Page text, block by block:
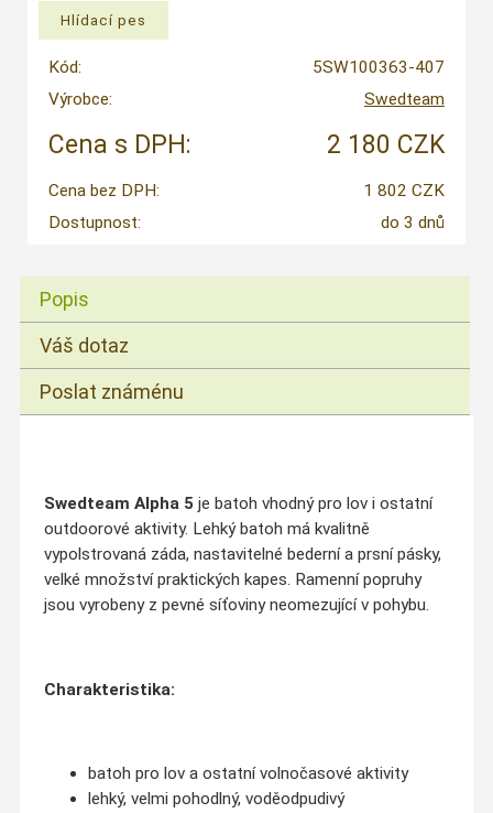
Kód:
5SW100363-407
Výrobce:
Swedteam
Cena s DPH: 2 180 CZK
Cena bez DPH:
1 802 CZK
Dostupnost:
do 3 dnů
Popis
Váš dotaz
Poslat známénu
Swedteam Alpha 5je batoh vhodný pro lov i ostatní
outdoorové aktivity. Lehký batoh má kvalitně
vypolstrovaná záda, nastavitelné bederní a prsní pásky,
velké množství praktických kapes. Ramenní popruhy
jsou vyrobeny z pevné síťoviny neomezující v pohybu.
Charakteristika:
batoh pro lov a ostatní volnočasové aktivity
lehký, velmi pohodlný, voděodpudivý